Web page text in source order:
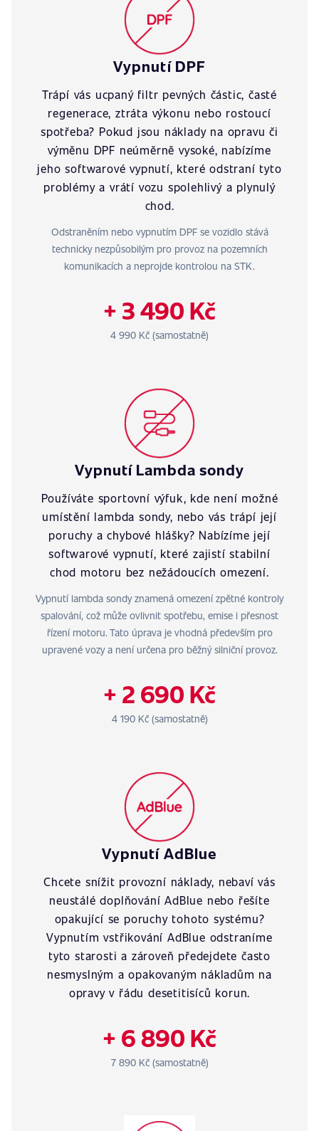
Vypnutí DPF
Trápí vás ucpaný filtr pevných částic, časté
regenerace, ztráta výkonu nebo rostoucí
spotřeba? Pokud jsou náklady na opravu či
výměnu DPF neúměrně vysoké, nabízíme
jeho softwarové vypnutí, které odstraní tyto
problémy a vrátí vozu spolehlivý a plynulý
chod.
Odstraněním nebo vypnutím DPF se vozidlo stává
technicky nezpůsobilým pro provoz na pozemních
komunikacích a neprojde kontrolou na STK.
+ 3 490 Kč
4 990 Kč (samostatně)
Vypnutí Lambda sondy
Používáte sportovní výfuk, kde není možné
umístění lambda sondy, nebo vás trápí její
poruchy a chybové hlášky? Nabízíme její
softwarové vypnutí, které zajistí stabilní
chod motoru bez nežádoucích omezení.
Vypnutí lambda sondy znamená omezení zpětné kontroly
spalování, což může ovlivnit spotřebu, emise i přesnost
řízení motoru. Tato úprava je vhodná především pro
upravené vozy a není určena pro běžný silniční provoz.
+ 2 690 Kč
4 190 Kč (samostatně)
Vypnutí AdBlue
Chcete snížit provozní náklady, nebaví vás
neustálé doplňování AdBlue nebo řešíte
opakující se poruchy tohoto systému?
Vypnutím vstřikování AdBlue odstraníme
tyto starosti a zároveň předejdete často
nesmyslným a opakovaným nákladům na
opravy v řádu desetitisíců korun.
+ 6 890 Kč
7 890 Kč (samostatně)